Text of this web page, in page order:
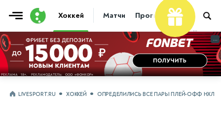
Хоккей Матчи Прогнозы
...
...
LIVESPORT.RU ХОККЕЙ ОПРЕДЕЛИЛИСЬ ВСЕ ПАРЫ ПЛЕЙ‑ОФФ НХЛ